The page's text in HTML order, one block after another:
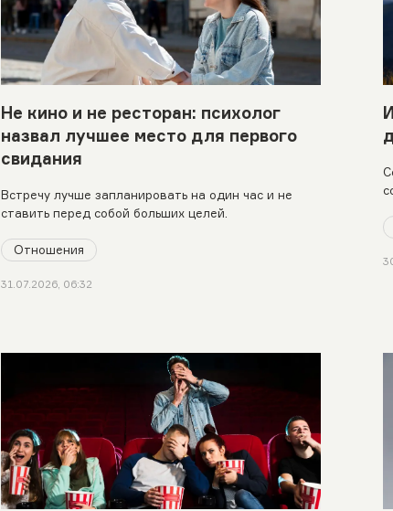
Не кино и не ресторан: психолог
назвал лучшее место для первого
свидания
Встречу лучше запланировать на один час и не
ставить перед собой больших целей.
Отношения
31.07.2026, 06:32